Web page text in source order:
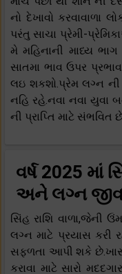
નો દેખાવો કરવાવાળા
પરંતુ સાચા પ્રેમી-
મે મહિનાની માધ્ય
સાતમા ભાવ ઉપર
લઇ શકશો.પ્રેમ લગ્ન ની
નહિ રહે.નવા નવા યુવા
ની પ્રાપ્તિ માટે સંભવિત
વર્ષ 2025 માં
અને લગ્ન
સિંહ રાશિ વાળા,જેની
લગ્ન માટે પ્રયાસ કરી
સફળતા આપી શકે
કરાવા માટે સારો